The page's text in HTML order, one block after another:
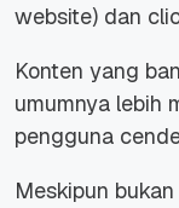
website) dan
Konten yang
umumnya lebih
pengguna
Meskipun